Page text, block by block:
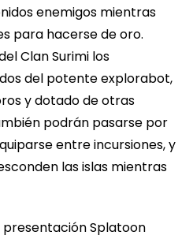
enemigos mientras
para hacerse de oro.
Clan Surimi los
del potente explorabot,
y dotado de otras
podrán pasarse por
entre incursiones, y
las islas mientras
Splatoon